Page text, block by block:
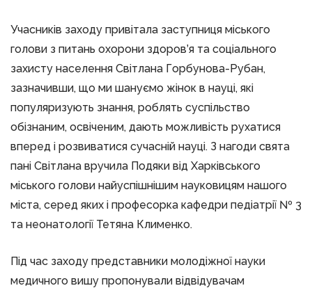
Учасників заходу привітала заступниця міського
голови з питань охорони здоров’я та соціального
захисту населення Світлана Горбунова-Рубан,
зазначивши, що ми шануємо жінок в науці, які
популяризують знання, роблять суспільство
обізнаним, освіченим, дають можливість рухатися
вперед і розвиватися сучасній науці. З нагоди свята
пані Світлана вручила Подяки від Харківського
міського голови найуспішнішим науковицям нашого
міста, серед яких і професорка кафедри педіатрії № 3
та неонатології Тетяна Клименко.
Під час заходу представники молодіжної науки
медичного вишу пропонували відвідувачам